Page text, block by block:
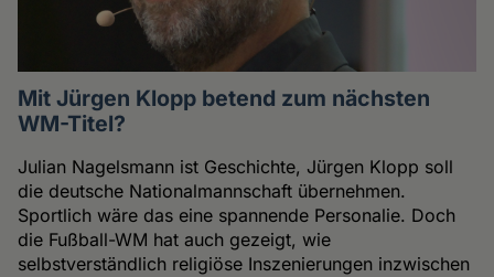
Mit Jürgen Klopp betend zum nächsten
WM-Titel?
Julian Nagelsmann ist Geschichte, Jürgen Klopp soll
die deutsche Nationalmannschaft übernehmen.
Sportlich wäre das eine spannende Personalie. Doch
die Fußball-WM hat auch gezeigt, wie
selbstverständlich religiöse Inszenierungen inzwischen